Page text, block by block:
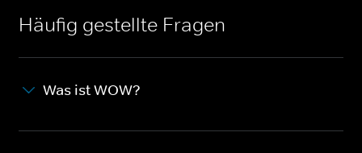
Häufig gestellte Fragen
Was ist WOW?